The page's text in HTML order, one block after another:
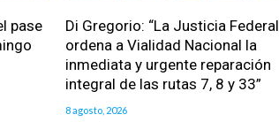
pase
Di Gregorio: “La Justicia Federal
ordena a Vialidad Nacional la
inmediata y urgente reparación
integral de las rutas 7, 8 y 33”
8 agosto, 2026